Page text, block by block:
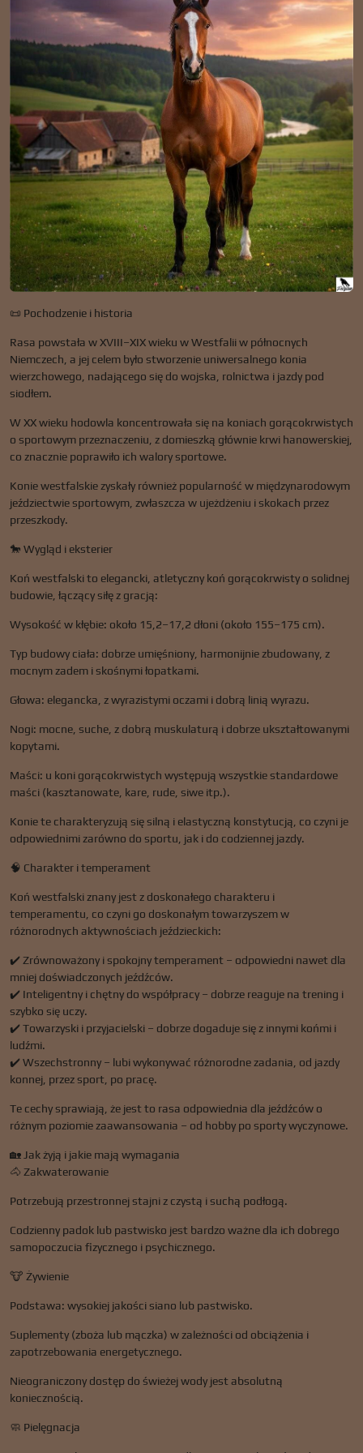
📜 Pochodzenie i historia
Rasa powstała w XVIII–XIX wieku w Westfalii w północnych
Niemczech, a jej celem było stworzenie uniwersalnego konia
wierzchowego, nadającego się do wojska, rolnictwa i jazdy pod
siodłem.
W XX wieku hodowla koncentrowała się na koniach gorącokrwistych
o sportowym przeznaczeniu, z domieszką głównie krwi hanowerskiej,
co znacznie poprawiło ich walory sportowe.
Konie westfalskie zyskały również popularność w międzynarodowym
jeździectwie sportowym, zwłaszcza w ujeżdżeniu i skokach przez
przeszkody.
🐎 Wygląd i eksterier
Koń westfalski to elegancki, atletyczny koń gorącokrwisty o solidnej
budowie, łączący siłę z gracją:
Wysokość w kłębie: około 15,2–17,2 dłoni (około 155–175 cm).
Typ budowy ciała: dobrze umięśniony, harmonijnie zbudowany, z
mocnym zadem i skośnymi łopatkami.
Głowa: elegancka, z wyrazistymi oczami i dobrą linią wyrazu.
Nogi: mocne, suche, z dobrą muskulaturą i dobrze ukształtowanymi
kopytami.
Maści: u koni gorącokrwistych występują wszystkie standardowe
maści (kasztanowate, kare, rude, siwe itp.).
Konie te charakteryzują się silną i elastyczną konstytucją, co czyni je
odpowiednimi zarówno do sportu, jak i do codziennej jazdy.
🧠 Charakter i temperament
Koń westfalski znany jest z doskonałego charakteru i
temperamentu, co czyni go doskonałym towarzyszem w
różnorodnych aktywnościach jeździeckich:
✔️ Zrównoważony i spokojny temperament – ​​odpowiedni nawet dla
mniej doświadczonych jeźdźców.
✔️ Inteligentny i chętny do współpracy – dobrze reaguje na trening i
szybko się uczy.
✔️ Towarzyski i przyjacielski – dobrze dogaduje się z innymi końmi i
ludźmi.
✔️ Wszechstronny – lubi wykonywać różnorodne zadania, od jazdy
konnej, przez sport, po pracę.
Te cechy sprawiają, że jest to rasa odpowiednia dla jeźdźców o
różnym poziomie zaawansowania – od hobby po sporty wyczynowe.
🏡 Jak żyją i jakie mają wymagania
🐴 Zakwaterowanie
Potrzebują przestronnej stajni z czystą i suchą podłogą.
Codzienny padok lub pastwisko jest bardzo ważne dla ich dobrego
samopoczucia fizycznego i psychicznego.
🐮 Żywienie
Podstawa: wysokiej jakości siano lub pastwisko.
Suplementy (zboża lub mączka) w zależności od obciążenia i
zapotrzebowania energetycznego.
Nieograniczony dostęp do świeżej wody jest absolutną
koniecznością.
🧼 Pielęgnacja